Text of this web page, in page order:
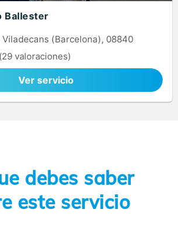
Ballester
Viladecans (Barcelona), 08840
(29 valoraciones)
Ver servicio
debes saber
este servicio